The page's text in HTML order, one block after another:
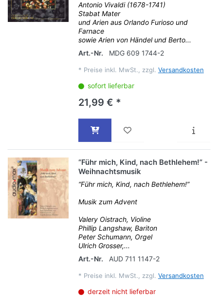
Antonio Vivaldi (1678-1741)
Stabat Mater
und Arien aus Orlando Furioso und
Farnace
sowie Arien von Händel und Berto...
Art.-Nr.
MDG 609 1744-2
* Preise inkl. MwSt., zzgl. Versandkosten
sofort lieferbar
21,99 € *
“Führ mich, Kind, nach Bethlehem!” -
Weihnachtsmusik
“Führ mich, Kind, nach Bethlehem!”
Musik zum Advent
Valery Oistrach, Violine
Phillip Langshaw, Bariton
Peter Schumann, Orgel
Ulrich Grosser,...
Art.-Nr.
AUD 711 1147-2
* Preise inkl. MwSt., zzgl. Versandkosten
derzeit nicht lieferbar